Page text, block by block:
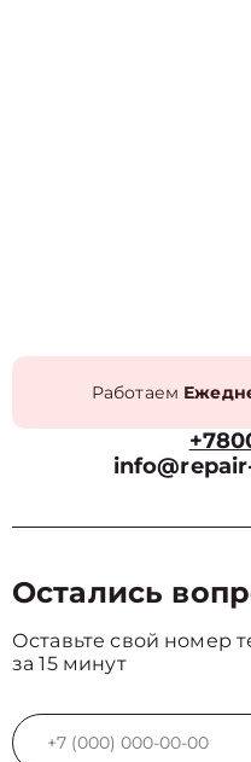
Работаем
Остались
Оставьте свой номер
за 15 минут